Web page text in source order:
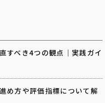
すべき4つの観点｜実践ガイ
め方や評価指標について解